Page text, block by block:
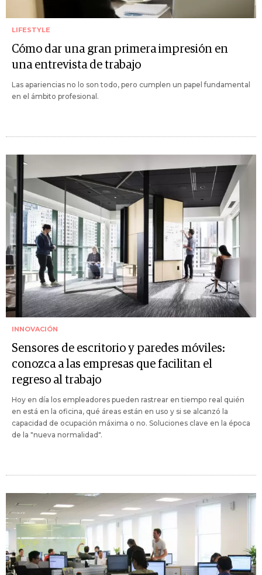
LIFESTYLE
Cómo dar una gran primera impresión en
una entrevista de trabajo
Las apariencias no lo son todo, pero cumplen un papel fundamental
en el ámbito profesional.
INNOVACIÓN
Sensores de escritorio y paredes móviles:
conozca a las empresas que facilitan el
regreso al trabajo
Hoy en día los empleadores pueden rastrear en tiempo real quién
en está en la oficina, qué áreas están en uso y si se alcanzó la
capacidad de ocupación máxima o no. Soluciones clave en la época
de la "nueva normalidad".